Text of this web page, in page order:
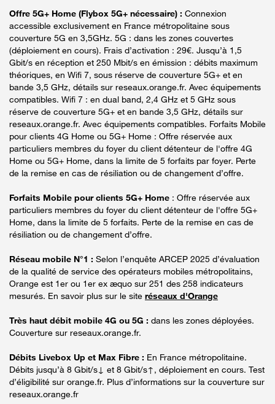
Offre 5G+ Home (Flybox 5G+ nécessaire) : Connexion
accessible exclusivement en France métropolitaine sous
couverture 5G en 3,5GHz. 5G : dans les zones couvertes
(déploiement en cours). Frais d’activation : 29€. Jusqu’à 1,5
Gbit/s en réception et 250 Mbit/s en émission : débits maximum
théoriques, en Wifi 7, sous réserve de couverture 5G+ et en
bande 3,5 GHz, détails sur reseaux.orange.fr. Avec équipements
compatibles. Wifi 7 : en dual band, 2,4 GHz et 5 GHz sous
réserve de couverture 5G+ et en bande 3,5 GHz, détails sur
reseaux.orange.fr. Avec équipements compatibles. Forfaits Mobile
pour clients 4G Home ou 5G+ Home : Offre réservée aux
particuliers membres du foyer du client détenteur de l'offre 4G
Home ou 5G+ Home, dans la limite de 5 forfaits par foyer. Perte
de la remise en cas de résiliation ou de changement d’offre.
Forfaits Mobile pour clients 5G+ Home : Offre réservée aux
particuliers membres du foyer du client détenteur de l'offre 5G+
Home, dans la limite de 5 forfaits. Perte de la remise en cas de
résiliation ou de changement d’offre.
Réseau mobile N°1 : Selon l’enquête ARCEP 2025 d’évaluation
de la qualité de service des opérateurs mobiles métropolitains,
Orange est 1er ou 1er ex æquo sur 251 des 258 indicateurs
mesurés. En savoir plus sur le site réseaux d'Orange
Très haut débit mobile 4G ou 5G : dans les zones déployées.
Couverture sur reseaux.orange.fr.
Débits Livebox Up et Max Fibre : En France métropolitaine.
Débits jusqu’à 8 Gbit/s↓ et 8 Gbit/s↑, déploiement en cours. Test
d’éligibilité sur orange.fr. Plus d’informations sur la couverture sur
reseaux.orange.fr